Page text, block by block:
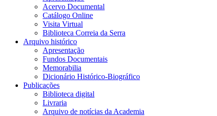
Acervo Documental
Catálogo Online
Visita Virtual
Biblioteca Correia da Serra
Arquivo histórico
Apresentação
Fundos Documentais
Memorabilia
Dicionário Histórico-Biográfico
Publicações
Biblioteca digital
Livraria
Arquivo de notícias da Academia